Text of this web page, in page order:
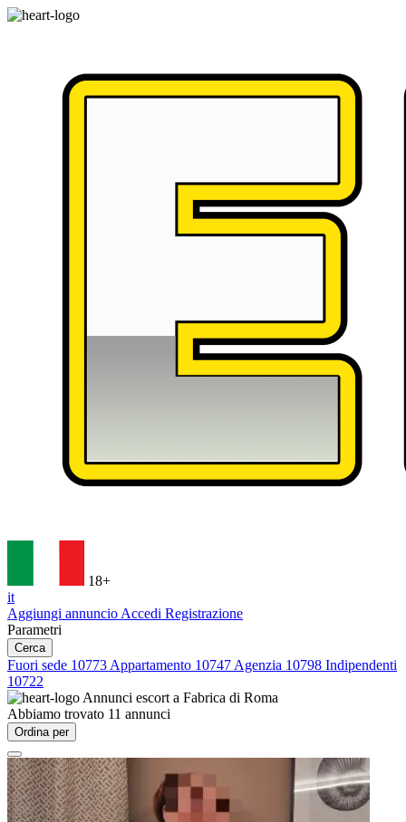
18+
it
Aggiungi annuncio Accedi Registrazione
Parametri
Cerca
Fuori sede 10773 Appartamento 10747 Agenzia 10798 Indipendenti
10722
Annunci escort a Fabrica di Roma
Abbiamo trovato 11 annunci
Ordina per